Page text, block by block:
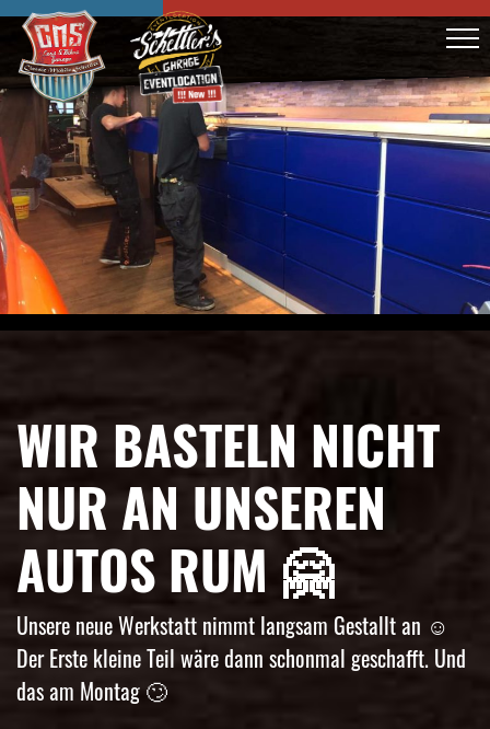
WIR BASTELN NICHT
NUR AN UNSEREN
AUTOS RUM 🤗
Unsere neue Werkstatt nimmt langsam Gestallt an ☺️
Der Erste kleine Teil wäre dann schonmal geschafft. Und
das am Montag 🙄